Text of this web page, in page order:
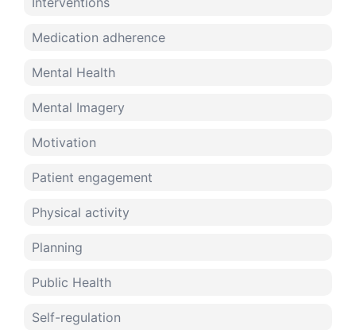
Medication adherence
Mental Health
Mental Imagery
Motivation
Patient engagement
Physical activity
Planning
Public Health
Self-regulation